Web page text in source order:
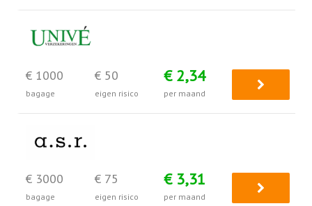
€ 1000
bagage
€ 50
eigen risico
€ 2,34
per maand
€ 3000
bagage
€ 75
eigen risico
€ 3,31
per maand